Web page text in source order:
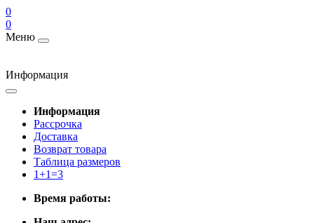
0
0
Меню
Информация
Информация
Рассрочка
Доставка
Возврат товара
Таблица размеров
1+1=3
Время работы: